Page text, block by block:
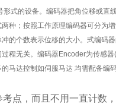
式的设备。编码器把角位移或直
种；按照工作原理编码器可分为
的个数表示位移的大小。式编码
程无关。编码器Encoder为传感器
马达控制如伺服马达 均需配备编
点，而且不用一直计数